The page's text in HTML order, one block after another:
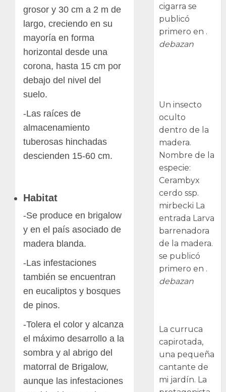
grosor y 30 cm a 2 m de
largo, creciendo en su
mayoría en forma
horizontal desde una
corona, hasta 15 cm por
debajo del nivel del
suelo.
-Las raíces de
almacenamiento
tuberosas hinchadas
descienden 15-60 cm.
Habitat
-Se produce en brigalow
y en el país asociado de
madera blanda.
-Las infestaciones
también se encuentran
en eucaliptos y bosques
de pinos.
-Tolera el color y alcanza
el máximo desarrollo a la
sombra y al abrigo del
matorral de Brigalow,
aunque las infestaciones
cigarra se
publicó
primero en .
debazan
Un insecto
oculto
dentro de la
madera.
Nombre de la
especie:
Cerambyx
cerdo ssp.
mirbecki La
entrada Larva
barrenadora
de la madera.
se publicó
primero en .
debazan
La curruca
capirotada,
una pequeña
cantante de
mi jardín. La